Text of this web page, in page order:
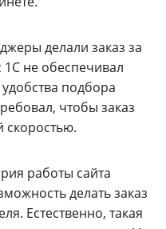
делали заказ за
1С не обеспечивал
подбора
чтобы заказ
скоростью.
работы сайта
делать заказ
Естественно, такая